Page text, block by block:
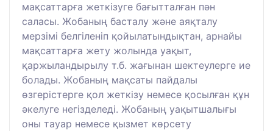
мақсаттарға жеткізуге бағытталған пән
саласы. Жобаның басталу және аяқталу
мерзімі белгіленіп қойылатындықтан, арнайы
мақсаттарға жету жолында уақыт,
қаржыландырылу т.б. жағынан шектеулерге ие
болады. Жобаның мақсаты пайдалы
өзгерістерге қол жеткізу немесе қосылған құн
әкелуге негізделеді. Жобаның уақытшалығы
оны тауар немесе қызмет көрсету